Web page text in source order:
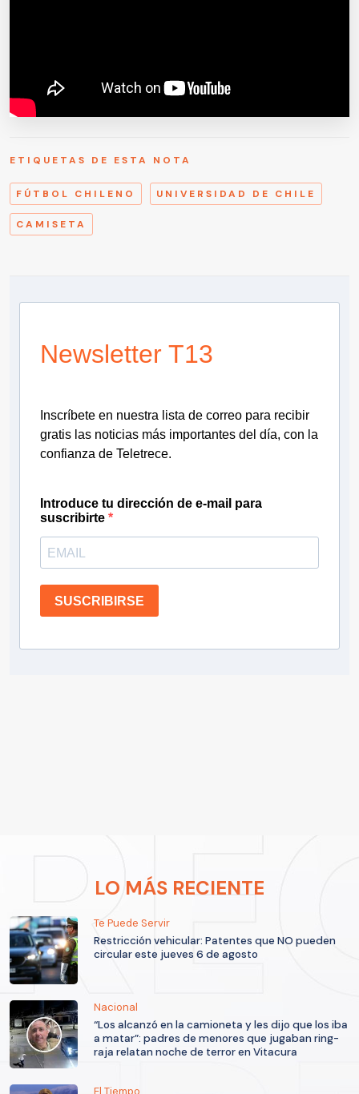
ETIQUETAS DE ESTA NOTA
FÚTBOL CHILENO UNIVERSIDAD DE CHILE
CAMISETA
Newsletter T13
Inscríbete en nuestra lista de correo para recibir
gratis las noticias más importantes del día, con la
confianza de Teletrece.
Introduce tu dirección de e-mail para
suscribirte
SUSCRIBIRSE
LO MÁS RECIENTE
Te Puede Servir
Restricción vehicular: Patentes que NO pueden
circular este jueves 6 de agosto
Nacional
“Los alcanzó en la camioneta y les dijo que los iba
a matar”: padres de menores que jugaban ring-
raja relatan noche de terror en Vitacura